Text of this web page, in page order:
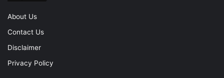
About Us
Contact Us
Disclaimer
Privacy Policy